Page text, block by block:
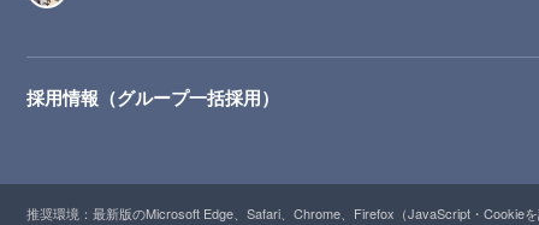
採用情報（グループ一括採用）
推奨環境：最新版のMicrosoft Edge、Safari、Chrome、Firefox（JavaScript・Cookie